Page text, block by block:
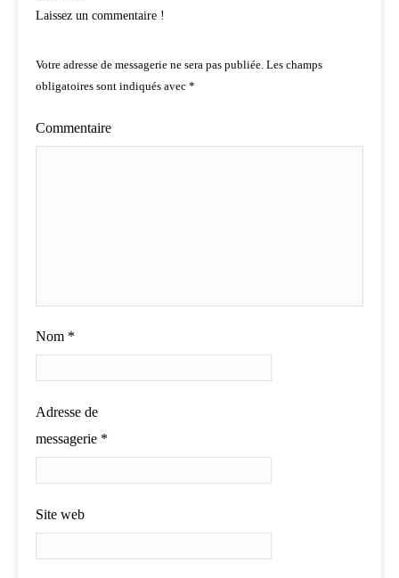
Laissez un commentaire !
Votre adresse de messagerie ne sera pas publiée. Les champs
obligatoires sont indiqués avec *
Commentaire
Nom *
Adresse de
messagerie *
Site web